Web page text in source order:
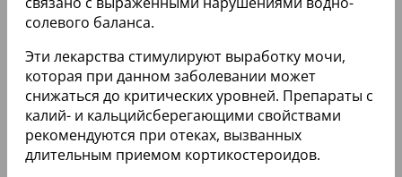
солевого баланса.
Эти лекарства стимулируют выработку мочи,
которая при данном заболевании может
снижаться до критических уровней. Препараты с
калий- и кальцийсберегающими свойствами
рекомендуются при отеках, вызванных
длительным приемом кортикостероидов.